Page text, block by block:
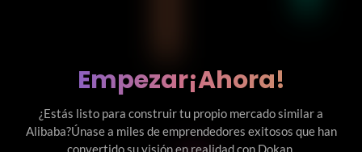
Empezar¡Ahora!
¿Estás listo para construir tu propio mercado similar a
Alibaba?Únase a miles de emprendedores exitosos que han
convertido su visión en realidad con Dokan.